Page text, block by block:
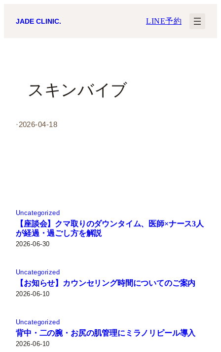
JADE CLINIC. LINE予約
スキンバイブ
·2026-04-18
Uncategorized
【座談会】クマ取りのダウンタイム、医師×ナース3人
が経過・過ごし方を解説
2026-06-30
Uncategorized
【お知らせ】カウンセリング時間についてのご案内
2026-06-10
Uncategorized
背中・二の腕・お尻の肌管理にミラノリピール導入
2026-06-10